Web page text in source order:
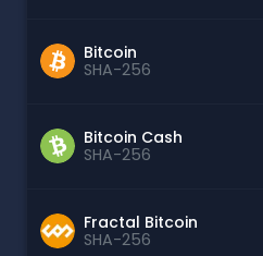
Bitcoin
SHA-256
Bitcoin Cash
SHA-256
Fractal Bitcoin
SHA-256